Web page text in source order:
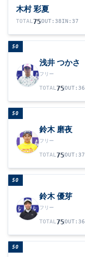
木村 彩夏
TOTAL75OUT: 38IN : 37
50
浅井 つかさ
フリー
TOTAL75OUT: 36
50
鈴木 磨夜
フリー
TOTAL75OUT: 37
50
鈴木 優芽
フリー
TOTAL75OUT: 36
50